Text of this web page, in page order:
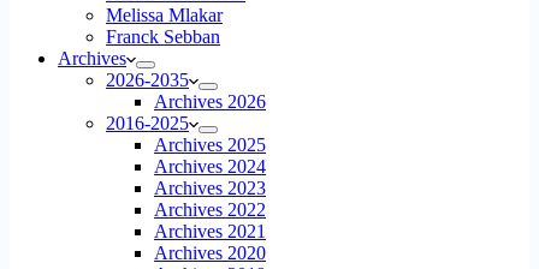
Melissa Mlakar
Franck Sebban
Archives
2026-2035
Archives 2026
2016-2025
Archives 2025
Archives 2024
Archives 2023
Archives 2022
Archives 2021
Archives 2020